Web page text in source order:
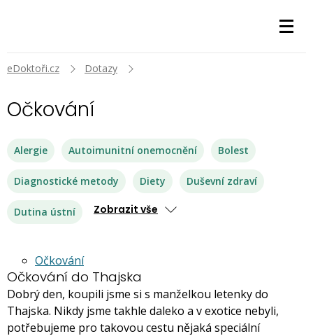
eDoktoři.cz Dotazy
Očkování
Alergie Autoimunitní onemocnění Bolest
Diagnostické metody Diety Duševní zdraví
Dutina ústní Zobrazit vše
Očkování
Očkování do Thajska
Dobrý den, koupili jsme si s manželkou letenky do
Thajska. Nikdy jsme takhle daleko a v exotice nebyli,
potřebujeme pro takovou cestu nějaká speciální